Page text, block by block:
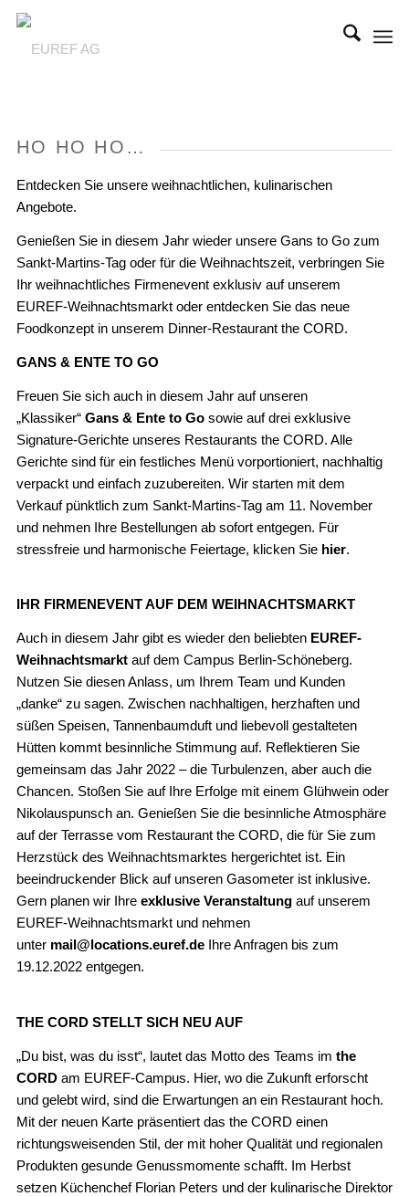
HO HO HO…
Entdecken Sie unsere weihnachtlichen, kulinarischen
Angebote.
Genießen Sie in diesem Jahr wieder unsere Gans to Go zum
Sankt-Martins-Tag oder für die Weihnachtszeit, verbringen Sie
Ihr weihnachtliches Firmenevent exklusiv auf unserem
EUREF-Weihnachtsmarkt oder entdecken Sie das neue
Foodkonzept in unserem Dinner-Restaurant the CORD.
GANS & ENTE TO GO
Freuen Sie sich auch in diesem Jahr auf unseren
„Klassiker“ Gans & Ente to Gosowie auf drei exklusive
Signature-Gerichte unseres Restaurants the CORD. Alle
Gerichte sind für ein festliches Menü vorportioniert, nachhaltig
verpackt und einfach zuzubereiten. Wir starten mit dem
Verkauf pünktlich zum Sankt-Martins-Tag am 11. November
und nehmen Ihre Bestellungen ab sofort entgegen. Für
stressfreie und harmonische Feiertage, klicken Sie hier.
IHR FIRMENEVENT AUF DEM WEIHNACHTSMARKT
Auch in diesem Jahr gibt es wieder den beliebten EUREF-
Weihnachtsmarktauf dem Campus Berlin-Schöneberg.
Nutzen Sie diesen Anlass, um Ihrem Team und Kunden
„danke“ zu sagen. Zwischen nachhaltigen, herzhaften und
süßen Speisen, Tannenbaumduft und liebevoll gestalteten
Hütten kommt besinnliche Stimmung auf. Reflektieren Sie
gemeinsam das Jahr 2022 – die Turbulenzen, aber auch die
Chancen. Stoßen Sie auf Ihre Erfolge mit einem Glühwein oder
Nikolauspunsch an. Genießen Sie die besinnliche Atmosphäre
auf der Terrasse vom Restaurant the CORD, die für Sie zum
Herzstück des Weihnachtsmarktes hergerichtet ist. Ein
beeindruckender Blick auf unseren Gasometer ist inklusive.
Gern planen wir Ihre exklusive Veranstaltungauf unserem
EUREF-Weihnachtsmarkt und nehmen
unter mail@locations.euref.deIhre Anfragen bis zum
19.12.2022 entgegen.
THE CORD STELLT SICH NEU AUF
„Du bist, was du isst“, lautet das Motto des Teams im the
CORDam EUREF-Campus. Hier, wo die Zukunft erforscht
und gelebt wird, sind die Erwartungen an ein Restaurant hoch.
Mit der neuen Karte präsentiert das the CORD einen
richtungsweisenden Stil, der mit hoher Qualität und regionalen
Produkten gesunde Genussmomente schafft. Im Herbst
setzen Küchenchef Florian Peters und der kulinarische Direktor